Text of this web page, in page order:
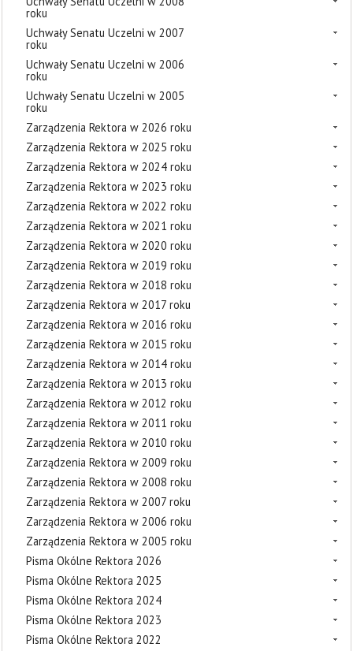
roku
Uchwały Senatu Uczelni w 2007
roku
Uchwały Senatu Uczelni w 2006
roku
Uchwały Senatu Uczelni w 2005
roku
Zarządzenia Rektora w 2026 roku
Zarządzenia Rektora w 2025 roku
Zarządzenia Rektora w 2024 roku
Zarządzenia Rektora w 2023 roku
Zarządzenia Rektora w 2022 roku
Zarządzenia Rektora w 2021 roku
Zarządzenia Rektora w 2020 roku
Zarządzenia Rektora w 2019 roku
Zarządzenia Rektora w 2018 roku
Zarządzenia Rektora w 2017 roku
Zarządzenia Rektora w 2016 roku
Zarządzenia Rektora w 2015 roku
Zarządzenia Rektora w 2014 roku
Zarządzenia Rektora w 2013 roku
Zarządzenia Rektora w 2012 roku
Zarządzenia Rektora w 2011 roku
Zarządzenia Rektora w 2010 roku
Zarządzenia Rektora w 2009 roku
Zarządzenia Rektora w 2008 roku
Zarządzenia Rektora w 2007 roku
Zarządzenia Rektora w 2006 roku
Zarządzenia Rektora w 2005 roku
Pisma Okólne Rektora 2026
Pisma Okólne Rektora 2025
Pisma Okólne Rektora 2024
Pisma Okólne Rektora 2023
Pisma Okólne Rektora 2022